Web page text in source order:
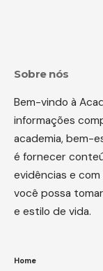
Sobre nós
Bem-vindo à
informações
academia, bem-
é fornecer
evidências e com
você possa
e estilo de vida.
Home